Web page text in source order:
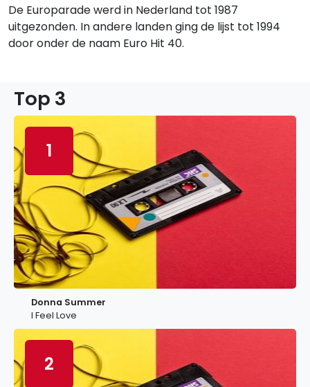
De Europarade werd in Nederland tot 1987
uitgezonden. In andere landen ging de lijst tot 1994
door onder de naam Euro Hit 40.
Top 3
1
Donna Summer
I Feel Love
2